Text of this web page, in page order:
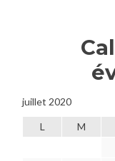
juillet 2020
L M